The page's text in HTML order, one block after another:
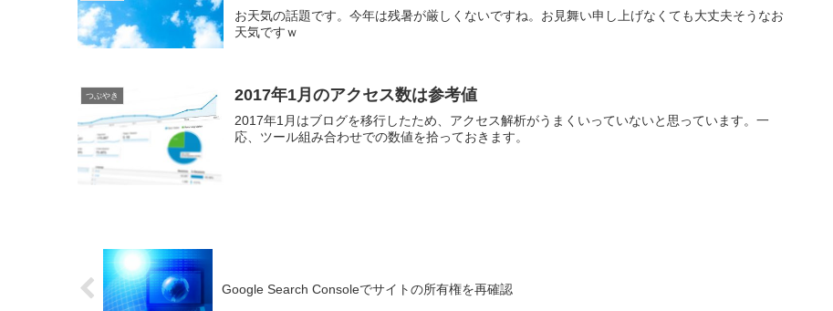
お天気の話題です。今年は残暑が厳しくないですね。お見舞い申し上げなくても大丈夫そうなお
天気ですｗ
つぶやき 2017年1月のアクセス数は参考値
2017年1月はブログを移行したため、アクセス解析がうまくいっていないと思っています。一
応、ツール組み合わせでの数値を拾っておきます。
Google Search Consoleでサイトの所有権を再確認